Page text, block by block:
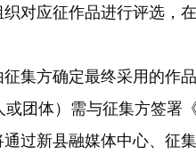
对应征作品进行评选，
集方确定最终采用的作
或团体）需与征集方签署
过新县融媒体中心、征